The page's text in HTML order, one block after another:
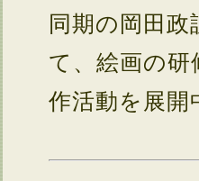
同期の岡田
て、絵画の
作活動を展開